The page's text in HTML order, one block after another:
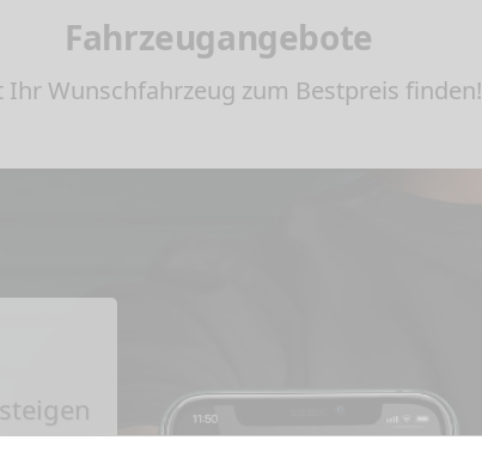
Fahrzeugangebote
Ihr Wunschfahrzeug zum Bestpreis finden!